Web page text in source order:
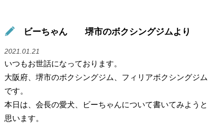
ビーちゃん 堺市のボクシングジムより
2021.01.21
いつもお世話になっております。
大阪府、堺市のボクシングジム、フィリアボクシングジム
です。
本日は、会長の愛犬、ビーちゃんについて書いてみようと
思います。